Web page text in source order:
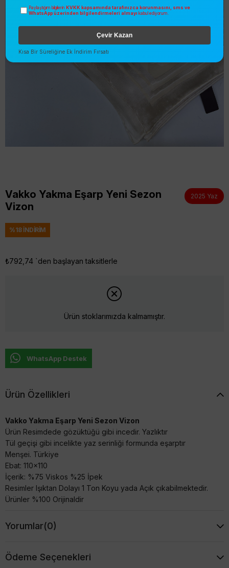
Vakko Yakma Eşarp Yeni Sezon
Vizon
2025 Yaz
%18İNDIRIM
₺792,74 `den başlayan taksitlerle
Ürün stoklarımızda kalmamıştır.
WhatsApp Destek
Ürün Özellikleri
Vakko Yakma Eşarp Yeni Sezon Vizon
Ürün Resimdede gözüktüğü gibi incedir. Yazlıktır
Tül geçişi gibi incelikte yaz serinliği formunda eşarptır
Menşei. Türkiye
Ebat: 110x110
İçerik: %75 Viskos %25 İpek
Resimler Işıktan Dolayı 1 Ton Koyu yada Açık çıkabilmektedir.
Ürünler %100 Orijinaldir
Yorumlar(0)
Ödeme Seçenekleri
Paylaştığım bilgilerin KVKK kapsamında tarafınızca korunmasını, sms ve
WhatsApp üzerinden bilgilendirmeleri almayı kabul ediyorum.
Çevir Kazan
Kısa Bir Süreliğine Ek İndirim Fırsatı